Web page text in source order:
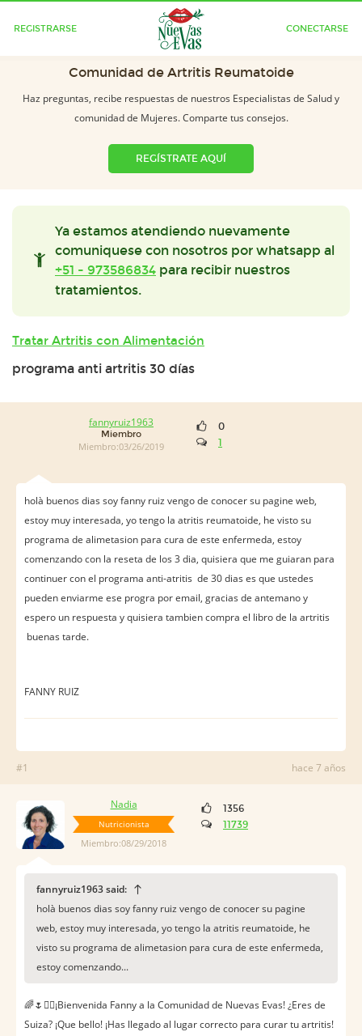
REGISTRARSE CONECTARSE
Comunidad de Artritis Reumatoide
Haz preguntas, recibe respuestas de nuestros Especialistas de Salud y
comunidad de Mujeres. Comparte tus consejos.
REGÍSTRATE AQUÍ
Ya estamos atendiendo nuevamente
comuniquese con nosotros por whatsapp al
+51 - 973586834 para recibir nuestros
tratamientos.
Tratar Artritis con Alimentación
programa anti artritis 30 días
fannyruiz1963
Miembro
Miembro:03/26/2019
0
1
holà buenos dias soy fanny ruiz vengo de conocer su pagine web,
estoy muy interesada, yo tengo la atritis reumatoide, he visto su
programa de alimetasion para cura de este enfermeda, estoy
comenzando con la reseta de los 3 dia, quisiera que me guiaran para
continuer con el programa anti-atritis de 30 dias es que ustedes
pueden enviarme ese progra por email, gracias de antemano y
espero un respuesta y quisiera tambien compra el libro de la artritis
buenas tarde.
FANNY RUIZ
#1 hace 7 años
Nadia
Nutricionista
Miembro:08/29/2018
1356
11739
fannyruiz1963 said:
holà buenos dias soy fanny ruiz vengo de conocer su pagine
web, estoy muy interesada, yo tengo la atritis reumatoide, he
visto su programa de alimetasion para cura de este enfermeda,
estoy comenzando...
🌈🌷🙋‍♀️¡Bienvenida Fanny a la Comunidad de Nuevas Evas! ¿Eres de
Suiza? ¡Que bello! ¡Has llegado al lugar correcto para curar tu artritis!